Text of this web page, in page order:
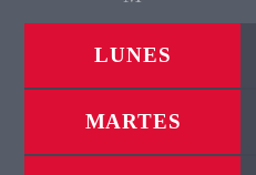
CANCIÓN ACTUAL
TÍTULO
ARTISTA
LUNES
MARTES